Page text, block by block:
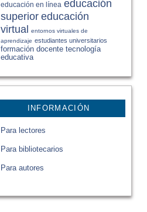
educación en línea educación
superior educación
virtual entornos virtuales de
aprendizaje estudiantes universitarios
formación docente tecnología
educativa
INFORMACIÓN
Para lectores
Para bibliotecarios
Para autores